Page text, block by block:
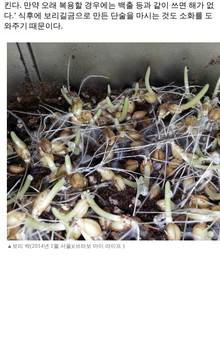
킨다. 만약 오래 복용할 경우에는 백출 등과 같이 쓰면 해가 없
다.’ 식후에 보리길금으로 만든 단술을 마시는 것도 소화를 도
와주기 때문이다.
▲보리 싹(2014년 1월 서울)(브라보 마이 라이프 )